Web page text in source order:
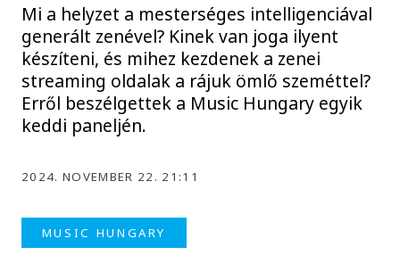
Mi a helyzet a mesterséges intelligenciával
generált zenével? Kinek van joga ilyent
készíteni, és mihez kezdenek a zenei
streaming oldalak a rájuk ömlő szeméttel?
Erről beszélgettek a Music Hungary egyik
keddi paneljén.
2024. NOVEMBER 22. 21:11
MUSIC HUNGARY